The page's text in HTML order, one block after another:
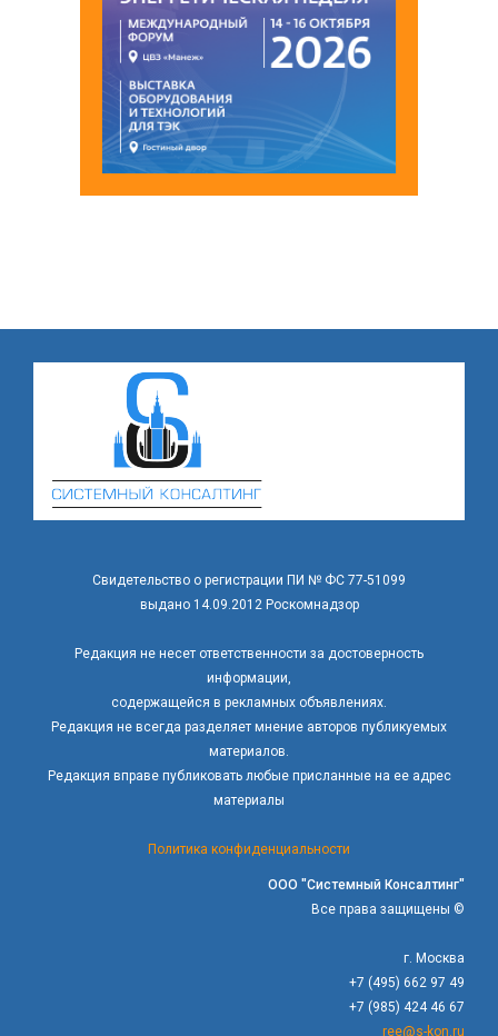
Свидетельство о регистрации ПИ № ФС 77-51099
выдано 14.09.2012 Роскомнадзор
Редакция не несет ответственности за достоверность
информации,
содержащейся в рекламных объявлениях.
Редакция не всегда разделяет мнение авторов публикуемых
материалов.
Редакция вправе публиковать любые присланные на ее адрес
материалы
Политика конфиденциальности
ООО "Системный Консалтинг"
Все права защищены ©
г. Москва
+7 (495) 662 97 49
+7 (985) 424 46 67
ree@s-kon.ru